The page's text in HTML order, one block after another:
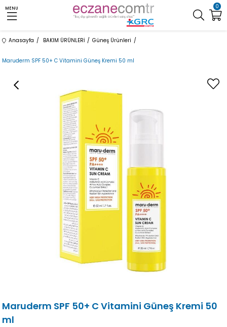
0
MENU
Anasayfa BAKIM ÜRÜNLERİ Güneş Ürünleri
Maruderm SPF 50+ C Vitamini Güneş Kremi 50 ml
Maruderm SPF 50+ C Vitamini Güneş Kremi 50
ml